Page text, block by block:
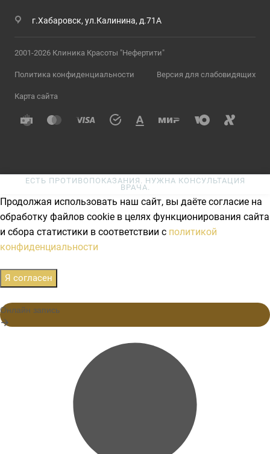
г.Хабаровск, ул.Калинина, д.71А
2001-2026 Клиника Красоты "Нефертити"
Политика конфиденциальности Версия для слабовидящих
Карта сайта
ЕСТЬ ПРОТИВОПОКАЗАНИЯ. НУЖНА КОНСУЛЬТАЦИЯ
ВРАЧА.
Продолжая использовать наш сайт, вы даёте согласие на
обработку файлов cookie в целях функционирования сайта
и сбора статистики в соответствии с политикой
конфиденциальности
Я согласен